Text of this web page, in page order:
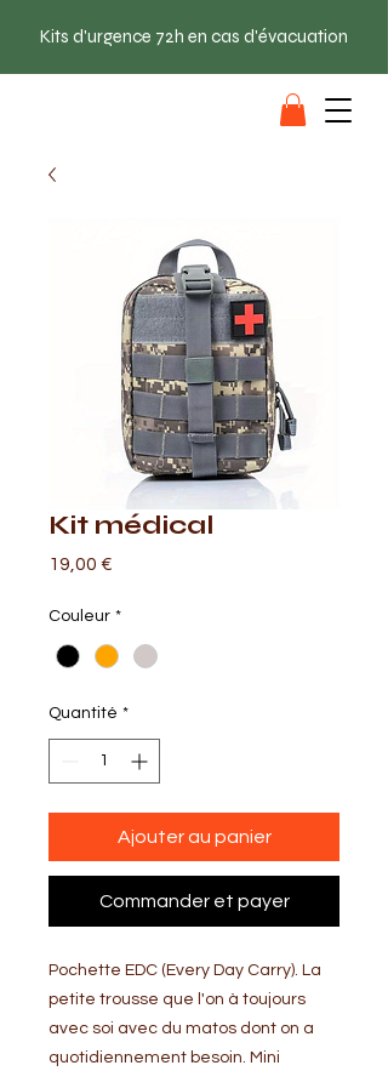
Kits d'urgence 72h en cas d'évacuation
Kit médical
19,00 €
Couleur *
Quantité *
Ajouter au panier
Commander et payer
Pochette EDC (Every Day Carry). La
petite trousse que l'on à toujours
avec soi avec du matos dont on a
quotidiennement besoin. Mini